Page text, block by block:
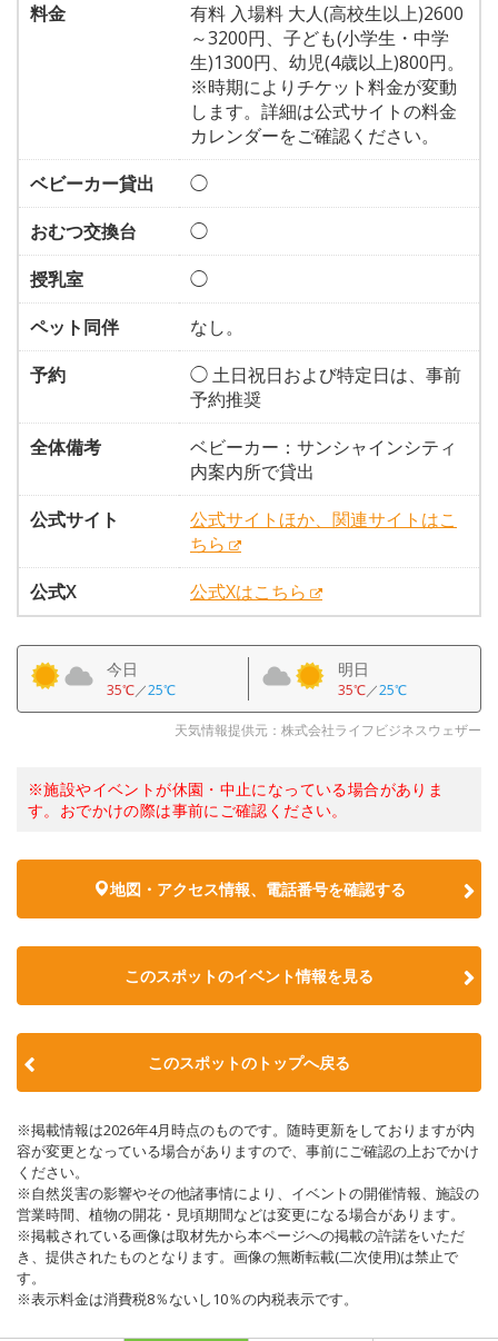
料金
有料 入場料 大人(高校生以上)2600
～3200円、子ども(小学生・中学
生)1300円、幼児(4歳以上)800円。
※時期によりチケット料金が変動
します。詳細は公式サイトの料金
カレンダーをご確認ください。
ベビーカー貸出
◯
おむつ交換台
◯
授乳室
◯
ペット同伴
なし。
予約
◯ 土日祝日および特定日は、事前
予約推奨
全体備考
ベビーカー：サンシャインシティ
内案内所で貸出
公式サイト
公式サイトほか、関連サイトはこ
ちら
公式X
公式Xはこちら
今日
35℃／25℃
明日
35℃／25℃
天気情報提供元：株式会社ライフビジネスウェザー
※施設やイベントが休園・中止になっている場合がありま
す。おでかけの際は事前にご確認ください。
地図・アクセス情報、電話番号を確認する
このスポットのイベント情報を見る
このスポットのトップへ戻る
※掲載情報は2026年4月時点のものです。随時更新をしておりますが内
容が変更となっている場合がありますので、事前にご確認の上おでかけ
ください。
※自然災害の影響やその他諸事情により、イベントの開催情報、施設の
営業時間、植物の開花・見頃期間などは変更になる場合があります。
※掲載されている画像は取材先から本ページへの掲載の許諾をいただ
き、提供されたものとなります。画像の無断転載(二次使用)は禁止で
す。
※表示料金は消費税8％ないし10％の内税表示です。